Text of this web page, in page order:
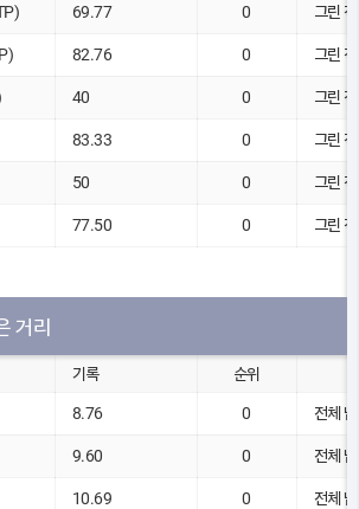
69.77 0 그린
82.76 0 그린
40 0 그린
83.33 0 그린
50 0 그린
77.50 0 그린
거리
기록 순위
8.76 0 전체
9.60 0 전체
10.69 0 전체